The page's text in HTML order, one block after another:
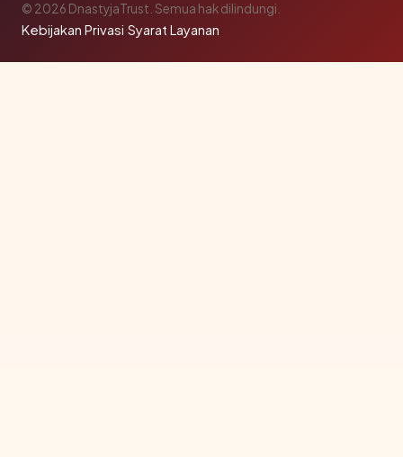
© 2026 DnastyjaTrust. Semua hak dilindungi.
Kebijakan Privasi·Syarat Layanan